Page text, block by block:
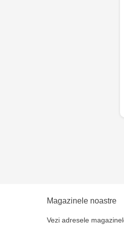
Magazinele noastre
Vezi adresele